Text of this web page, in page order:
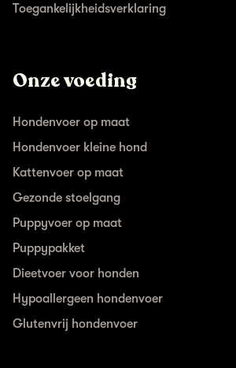
Toegankelijkheidsverklaring
Onze voeding
Hondenvoer op maat
Hondenvoer kleine hond
Kattenvoer op maat
Gezonde stoelgang
Puppyvoer op maat
Puppypakket
Dieetvoer voor honden
Hypoallergeen hondenvoer
Glutenvrij hondenvoer